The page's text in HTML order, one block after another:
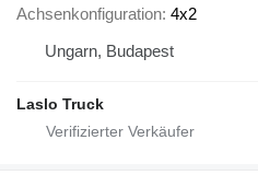
Achsenkonfiguration 4x2
Ungarn, Budapest
Laslo Truck